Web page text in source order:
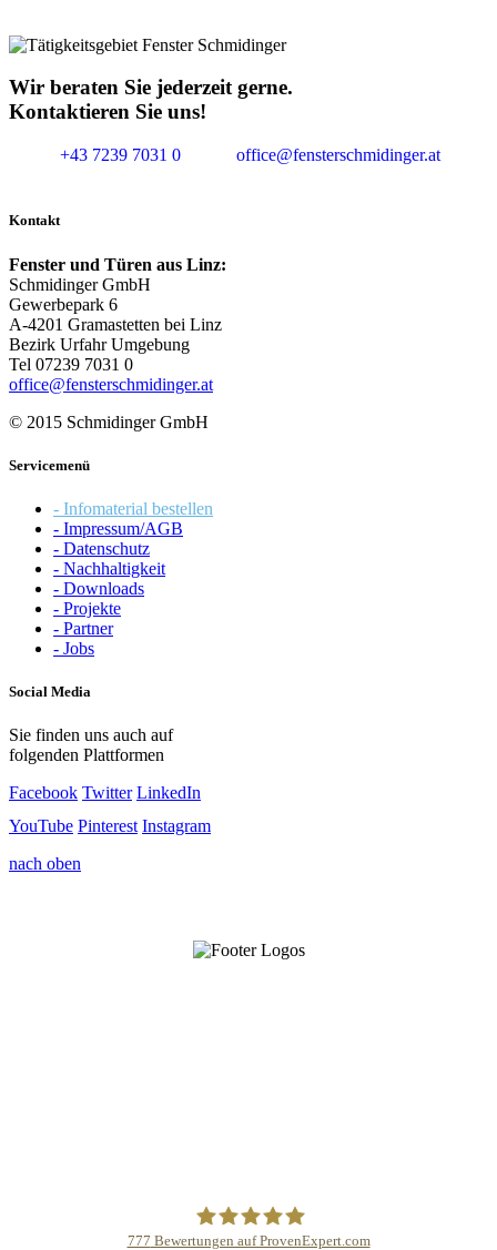
Wir beraten Sie jederzeit gerne.
Kontaktieren Sie uns!
+43 7239 7031 0 office@fensterschmidinger.at
Kontakt
Fenster und Türen aus Linz:
Schmidinger GmbH
Gewerbepark 6
A-4201 Gramastetten bei Linz
Bezirk Urfahr Umgebung
Tel 07239 7031 0
office@fensterschmidinger.at
© 2015 Schmidinger GmbH
Servicemenü
- Infomaterial bestellen
- Impressum/AGB
- Datenschutz
- Nachhaltigkeit
- Downloads
- Projekte
- Partner
- Jobs
Social Media
Sie finden uns auch auf
folgenden Plattformen
Facebook Twitter LinkedIn
YouTube Pinterest Instagram
nach oben
777 Bewertungen auf ProvenExpert.com